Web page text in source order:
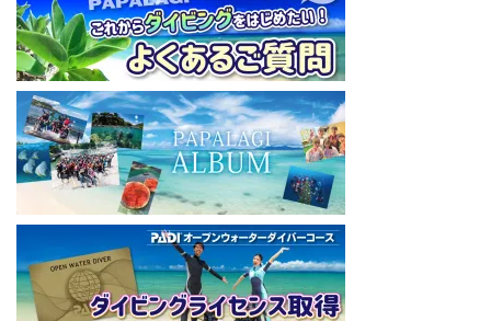
https://www.papalagi.co.jp/databox/data.php/campaign_owd_ja/c
ode
====================================
パパラギダイビングスクール
藤沢本店
神奈川県藤沢市 南藤沢10-4
本社企画部
0466-26-6101
====================================
#ダイビングライセンス #ダイビング #スキューバダイビング